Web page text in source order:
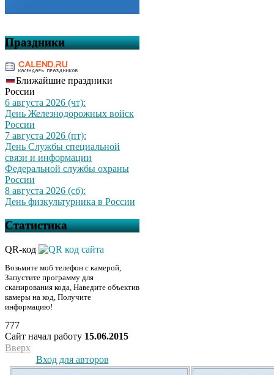
Праздники
Ближайшие праздники
России
6 августа 2026 (чт):
День Железнодорожных войск
России
7 августа 2026 (пт):
День Службы специальной
связи и информации
Федеральной службы охраны
России
8 августа 2026 (сб):
День физкультурника в России
Статистика
QR-код
Возьмите моб телефон с камерой,
Запустите программу для
сканирования кода, Наведите объектив
камеры на код, Получите
информацию!
777
Сайт начал работу 15.06.2015
Вверх
Вход для авторов